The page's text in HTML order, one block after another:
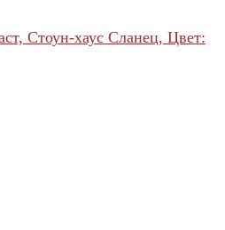
Стоун-хаус Сланец, Цвет: